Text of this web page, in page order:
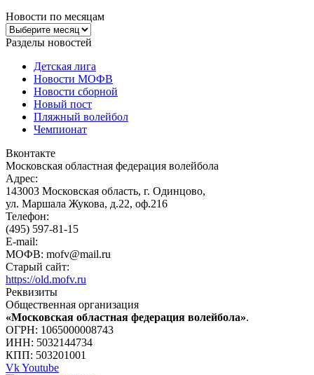
Новости по месяцам
Новости
по
Разделы новостей
Детская лига
Новости МОФВ
Новости сборной
Новый пост
Пляжный волейбол
Чемпионат
Вконтакте
Московская областная федерация волейбола
Адрес:
143003 Московская область, г. Одинцово,
ул. Маршала Жукова, д.22, оф.216
Телефон:
(495) 597-81-15
E-mail:
МОФВ: mofv@mail.ru
Старый сайт:
https://old.mofv.ru
Реквизиты
Общественная организация
«Московская областная федерация волейбола».
ОГРН: 1065000008743
ИНН: 5032144734
КПП: 503201001
VkYoutube